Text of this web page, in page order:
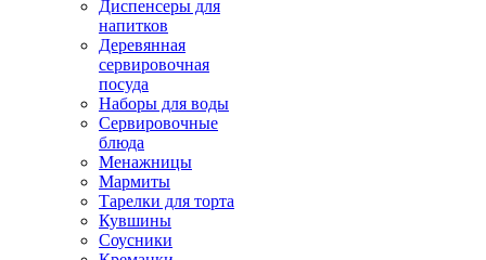
Диспенсеры для
напитков
Деревянная
сервировочная
посуда
Наборы для воды
Сервировочные
блюда
Менажницы
Мармиты
Тарелки для торта
Кувшины
Соусники